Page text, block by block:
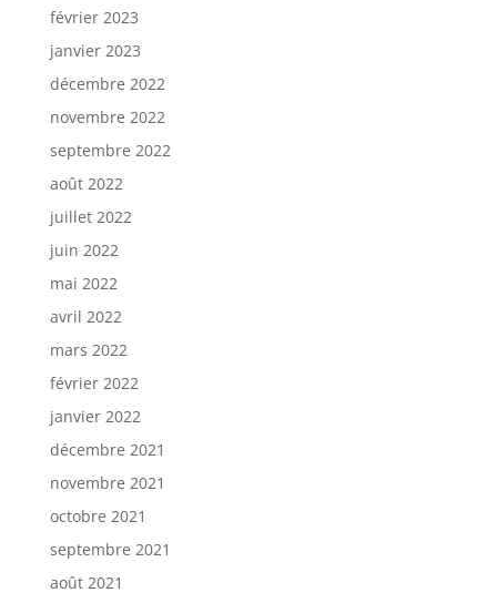
février 2023
janvier 2023
décembre 2022
novembre 2022
septembre 2022
août 2022
juillet 2022
juin 2022
mai 2022
avril 2022
mars 2022
février 2022
janvier 2022
décembre 2021
novembre 2021
octobre 2021
septembre 2021
août 2021